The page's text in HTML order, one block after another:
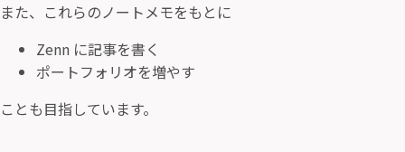
また、これらのノートメモをもとに
Zenn に記事を書く
ポートフォリオを増やす
ことも目指しています。